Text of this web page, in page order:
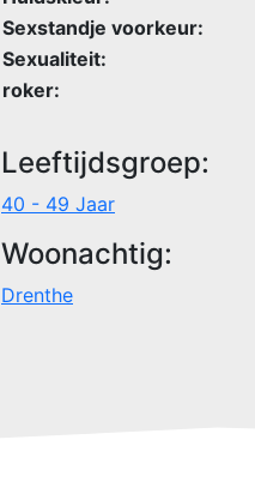
Sexstandje voorkeur:
Sexualiteit:
roker:
Leeftijdsgroep:
40 - 49 Jaar
Woonachtig:
Drenthe